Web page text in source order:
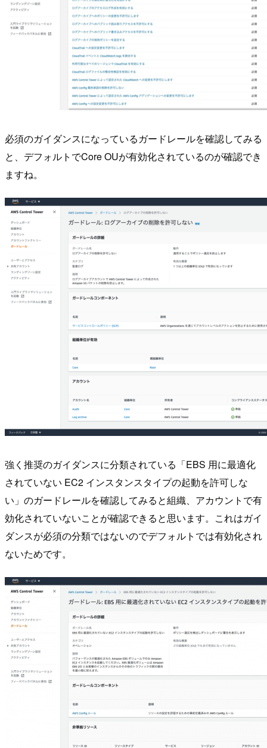
必須のガイダンスになっているガードレールを確認してみる
と、デフォルトでCore OUが有効化されているのが確認でき
ますね。
強く推奨のガイダンスに分類されている「EBS 用に最適化
されていない EC2 インスタンスタイプの起動を許可しな
い」のガードレールを確認してみると組織、アカウントで有
効化されていないことが確認できると思います。これはガイ
ダンスが必須の分類ではないのでデフォルトでは有効化され
ないためです。